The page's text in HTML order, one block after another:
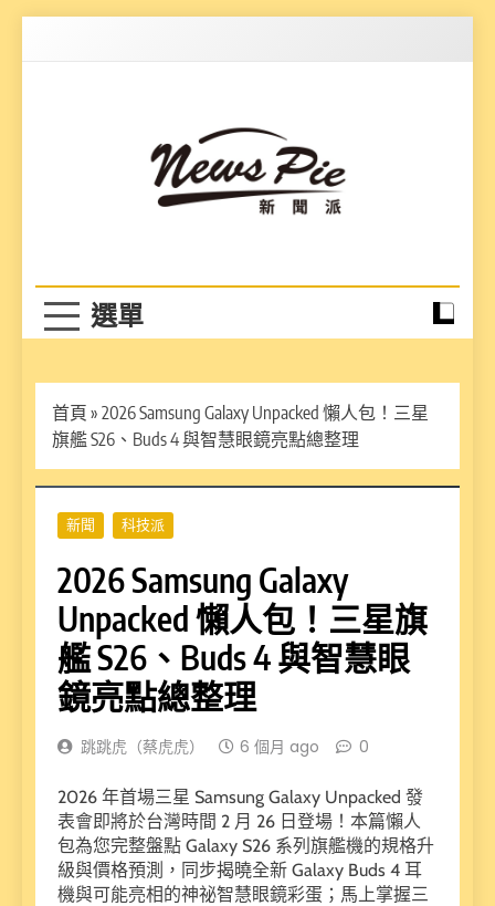
首頁 » 2026 Samsung Galaxy Unpacked 懶人包！三星
旗艦 S26、Buds 4 與智慧眼鏡亮點總整理
新聞 科技派
2026 Samsung Galaxy
Unpacked 懶人包！三星旗
艦 S26、Buds 4 與智慧眼
鏡亮點總整理
跳跳虎（蔡虎虎） 6 個月 ago 0
2026 年首場三星 Samsung Galaxy Unpacked 發
表會即將於台灣時間 2 月 26 日登場！本篇懶人
包為您完整盤點 Galaxy S26 系列旗艦機的規格升
級與價格預測，同步揭曉全新 Galaxy Buds 4 耳
機與可能亮相的神祕智慧眼鏡彩蛋；馬上掌握三